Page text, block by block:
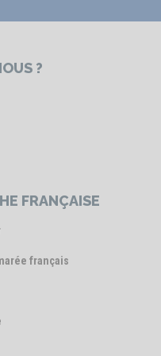
?
FRANÇAISE
français